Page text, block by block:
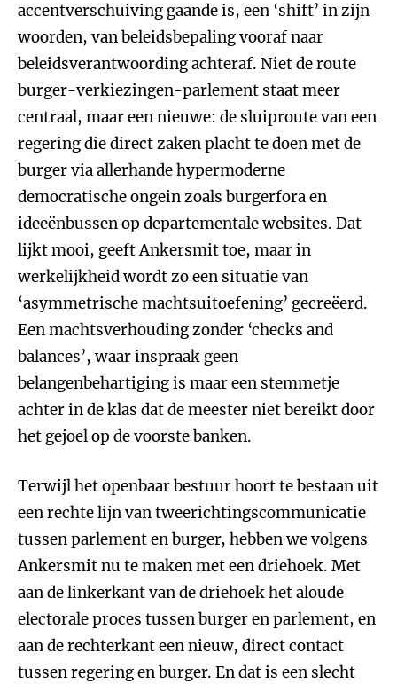
accentverschuiving gaande is, een ‘shift’ in zijn
woorden, van beleidsbepaling vooraf naar
beleidsverantwoording achteraf. Niet de route
burger-verkiezingen-parlement staat meer
centraal, maar een nieuwe: de sluiproute van een
regering die direct zaken placht te doen met de
burger via allerhande hypermoderne
democratische ongein zoals burgerfora en
ideeënbussen op departementale websites. Dat
lijkt mooi, geeft Ankersmit toe, maar in
werkelijkheid wordt zo een situatie van
‘asymmetrische machtsuitoefening’ gecreëerd.
Een machtsverhouding zonder ‘checks and
balances’, waar inspraak geen
belangenbehartiging is maar een stemmetje
achter in de klas dat de meester niet bereikt door
het gejoel op de voorste banken.
Terwijl het openbaar bestuur hoort te bestaan uit
een rechte lijn van tweerichtingscommunicatie
tussen parlement en burger, hebben we volgens
Ankersmit nu te maken met een driehoek. Met
aan de linkerkant van de driehoek het aloude
electorale proces tussen burger en parlement, en
aan de rechterkant een nieuw, direct contact
tussen regering en burger. En dat is een slecht